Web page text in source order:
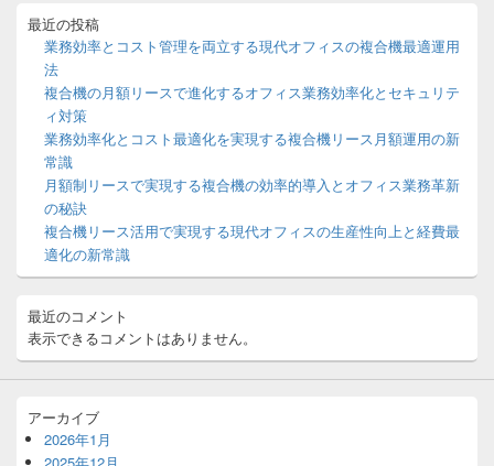
バ最近の投稿
業務効率とコスト管理を両立する現代オフィスの複合機最適運用
法
複合機の月額リースで進化するオフィス業務効率化とセキュリテ
ィ対策
業務効率化とコスト最適化を実現する複合機リース月額運用の新
常識
月額制リースで実現する複合機の効率的導入とオフィス業務革新
の秘訣
複合機リース活用で実現する現代オフィスの生産性向上と経費最
適化の新常識
最近のコメント
表示できるコメントはありません。
アーカイブ
2026年1月